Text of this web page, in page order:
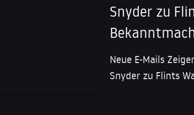
Snyder zu
Neue E-Mails
Snyder zu Flints